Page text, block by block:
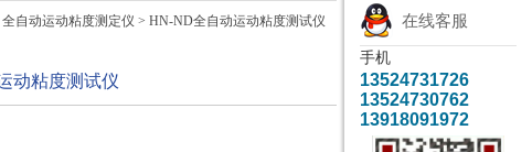
全自动运动粘度测定仪 > HN-ND全自动运动粘度测试仪
动粘度测试仪
在线客服
手机
13524731726
13524730762
13918091972